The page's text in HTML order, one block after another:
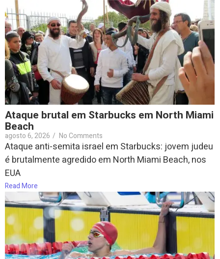
Ataque brutal em Starbucks em North Miami
Beach
agosto 6, 2026 / No Comments
Ataque anti-semita israel em Starbucks: jovem judeu
é brutalmente agredido em North Miami Beach, nos
EUA
Read More